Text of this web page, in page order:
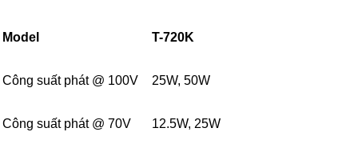
Model T-720K
Công suất phát @ 100V 25W, 50W
Công suất phát @ 70V 12.5W, 25W